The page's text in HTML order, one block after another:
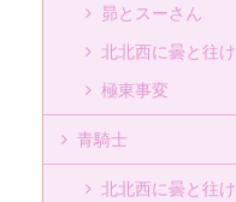
昴とスーさん
北北西に曇と往け
極東事変
青騎士
北北西に曇と往け